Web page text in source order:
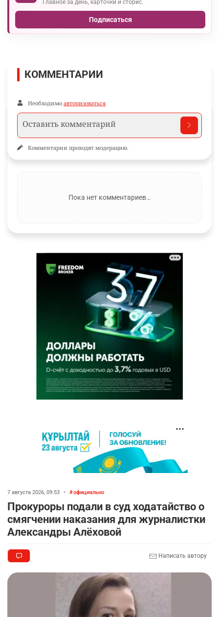
Главное за день, карточки и сторис.
Подписаться
КОММЕНТАРИИ
Необходимо авторизоваться
Комментарии проходят модерацию.
Пока нет комментариев…
7 августа 2026, 09:53 • официально
Прокуроры подали в суд ходатайство о
смягчении наказания для журналистки
Александры Алёховой
Написать автору